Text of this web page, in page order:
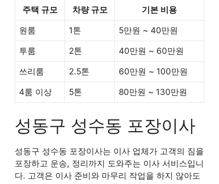
주택 규모
차량 규모 기본 비용
원룸 1톤 5만원 ~ 40만원
투룸 2톤 40만원 ~ 60만원
쓰리룸 2.5톤 60만원 ~ 100만원
4룸 이상 5톤 80만원 ~ 130만원
성동구 성수동 포장이사
성동구 성수동 포장이사는 이사 업체가 고객의 짐을
포장하고 운송, 정리까지 도와주는 이사 서비스입니
다. 고객은 이사 준비와 마무리 작업을 하지 않아도